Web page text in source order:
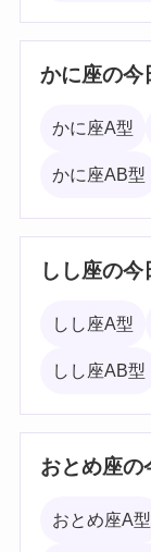
かに座の今
かに座A型
かに座AB型
しし座の今
しし座A型
しし座AB型
おとめ座の
おとめ座A型